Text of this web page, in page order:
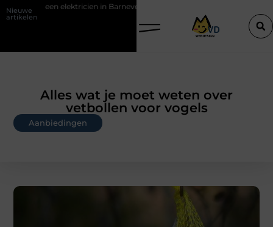
Nieuwe
artikelen
in Barneveld De Perfecte Gids voor Vloerbedekking in
Alles wat je moet weten over
vetbollen voor vogels
Aanbiedingen